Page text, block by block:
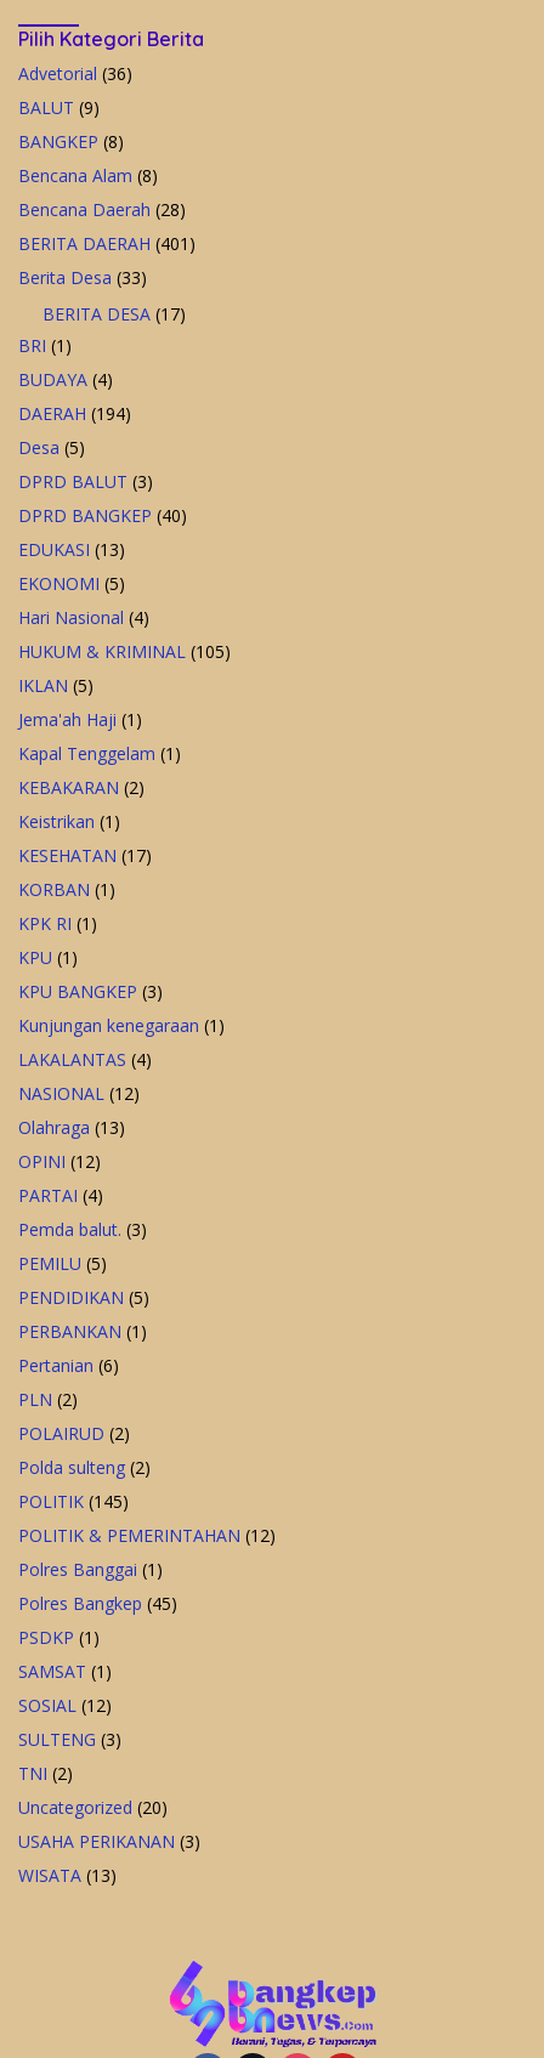
Pilih Kategori Berita
Advetorial (36)
BALUT (9)
BANGKEP (8)
Bencana Alam (8)
Bencana Daerah (28)
BERITA DAERAH (401)
Berita Desa (33)
BERITA DESA (17)
BRI (1)
BUDAYA (4)
DAERAH (194)
Desa (5)
DPRD BALUT (3)
DPRD BANGKEP (40)
EDUKASI (13)
EKONOMI (5)
Hari Nasional (4)
HUKUM & KRIMINAL (105)
IKLAN (5)
Jema'ah Haji (1)
Kapal Tenggelam (1)
KEBAKARAN (2)
Keistrikan (1)
KESEHATAN (17)
KORBAN (1)
KPK RI (1)
KPU (1)
KPU BANGKEP (3)
Kunjungan kenegaraan (1)
LAKALANTAS (4)
NASIONAL (12)
Olahraga (13)
OPINI (12)
PARTAI (4)
Pemda balut. (3)
PEMILU (5)
PENDIDIKAN (5)
PERBANKAN (1)
Pertanian (6)
PLN (2)
POLAIRUD (2)
Polda sulteng (2)
POLITIK (145)
POLITIK & PEMERINTAHAN (12)
Polres Banggai (1)
Polres Bangkep (45)
PSDKP (1)
SAMSAT (1)
SOSIAL (12)
SULTENG (3)
TNI (2)
Uncategorized (20)
USAHA PERIKANAN (3)
WISATA (13)